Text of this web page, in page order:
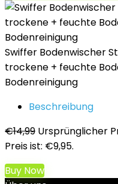
Swiffer Bodenwischer
trockene + feuchte
Bodenreinigung
Beschreibung
€14,99 Ursprünglicher
Preis ist: €9,95.
Buy Now